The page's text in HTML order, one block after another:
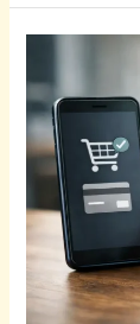
Insurans
Kereta
Perodua
Guna
Ansuran:
Myvi,
Bezza,
Axia